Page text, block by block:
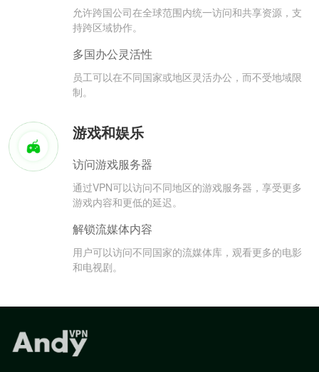
允许跨国公司在全球范围内统一访问和共享资源，支
持跨区域协作。
多国办公灵活性
员工可以在不同国家或地区灵活办公，而不受地域限
制。
游戏和娱乐
访问游戏服务器
通过VPN可以访问不同地区的游戏服务器，享受更多
游戏内容和更低的延迟。
解锁流媒体内容
用户可以访问不同国家的流媒体库，观看更多的电影
和电视剧。